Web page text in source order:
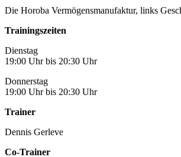
Die Horoba Vermögensmanufaktur, links
Trainingszeiten
Dienstag
19:00 Uhr bis 20:30 Uhr
Donnerstag
19:00 Uhr bis 20:30 Uhr
Trainer
Dennis Gerleve
Co-Trainer